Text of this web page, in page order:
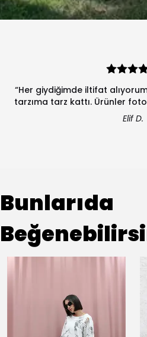
“Her giydiğimde iltifat
tarzıma tarz kattı. Ürünler
Elif D.
Bunlarıda